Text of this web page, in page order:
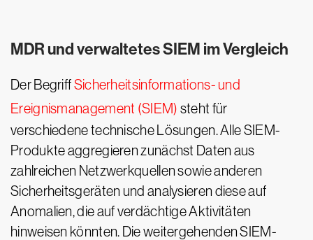
MDR und verwaltetes SIEM im Vergleich
Der BegriffSicherheitsinformations- und
Ereignismanagement (SIEM) steht für
verschiedene technische Lösungen. Alle SIEM-
Produkte aggregieren zunächst Daten aus
zahlreichen Netzwerkquellen sowie anderen
Sicherheitsgeräten und analysieren diese auf
Anomalien, die auf verdächtige Aktivitäten
hinweisen könnten. Die weitergehenden SIEM-